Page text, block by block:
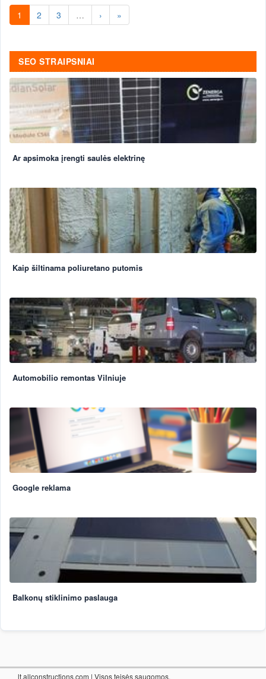
1 2 3 … › »
SEO STRAIPSNIAI
Ar apsimoka įrengti saulės elektrinę
Kaip šiltinama poliuretano putomis
Automobilio remontas Vilniuje
Google reklama
Balkonų stiklinimo paslauga
lt.allconstructions.com | Visos teisės saugomos.